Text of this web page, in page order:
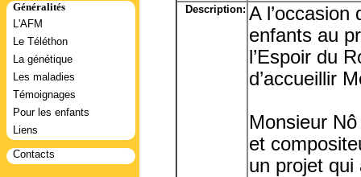
Généralités
L'AFM
Le Téléthon
La génétique
Les maladies
Témoignages
Pour les enfants
Liens
Contacts
Description: A l’occasion
enfants au
l’Espoir du
d’accueillir
Monsieur
et
un projet qui